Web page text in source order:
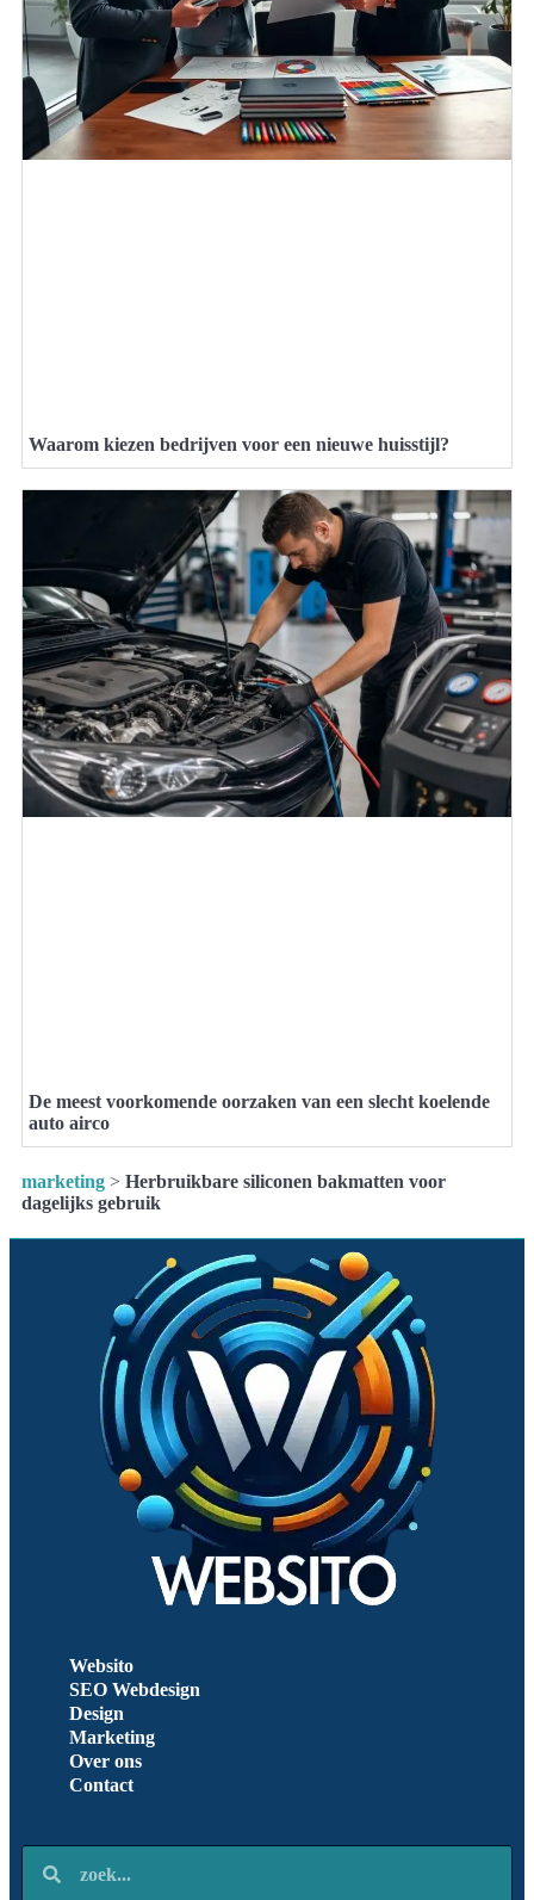
Waarom kiezen bedrijven voor een nieuwe huisstijl?
De meest voorkomende oorzaken van een slecht koelende
auto airco
marketing > Herbruikbare siliconen bakmatten voor
dagelijks gebruik
Websito
SEO Webdesign
Design
Marketing
Over ons
Contact